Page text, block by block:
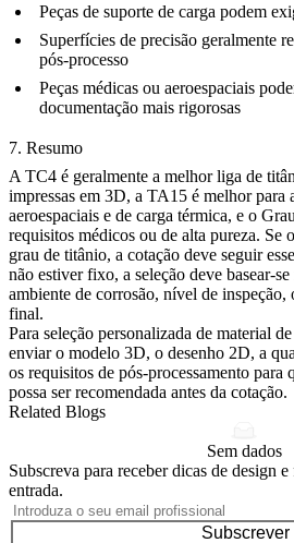
Peças de suporte de carga podem
Superfícies de precisão geralmente
pós-processo
Peças médicas ou aeroespaciais
documentação mais rigorosas
7. Resumo
A TC4 é geralmente a melhor liga de
impressas em 3D, a TA15 é melhor para
aeroespaciais e de carga térmica, e o
requisitos médicos ou de alta pureza. Se
grau de titânio, a cotação deve seguir
não estiver fixo, a seleção deve basear-
ambiente de corrosão, nível de inspeção,
final.
Para seleção personalizada de material
enviar o modelo 3D, o desenho 2D, a
os requisitos de pós-processamento para
possa ser recomendada antes da cotação.
Related Blogs
Sem dados
Subscreva para receber dicas de design
entrada.
Subscrever